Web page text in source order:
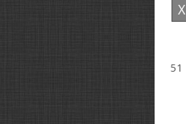
X
51